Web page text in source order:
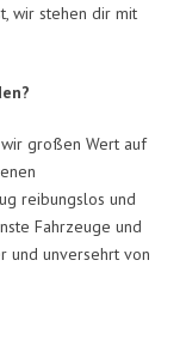
wir stehen dir mit
großen Wert auf
reibungslos und
Fahrzeuge und
und unversehrt von